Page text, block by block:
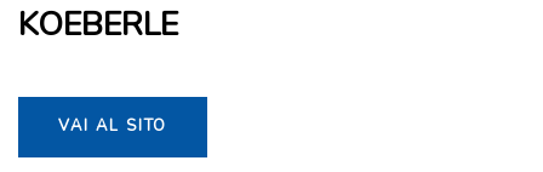
KOEBERLE
VAI AL SITO